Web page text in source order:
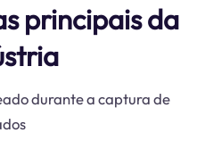
principais da
durante a captura de